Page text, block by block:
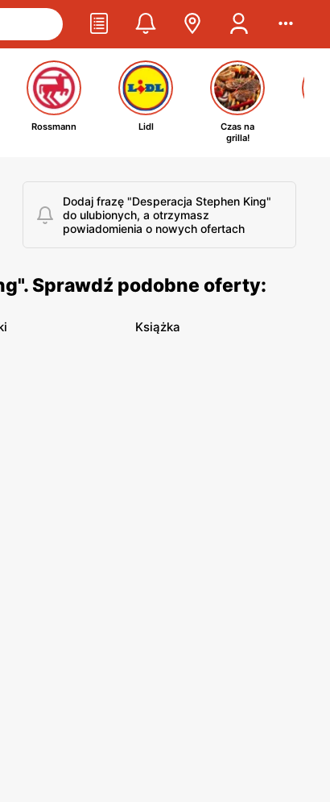
Rossmann Lidl
Czas na
grilla!
Dodaj frazę "Desperacja Stephen King"
do ulubionych, a otrzymasz
powiadomienia o nowych ofertach
Sprawdź podobne oferty:
Książka